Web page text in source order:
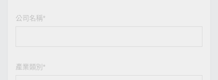
公司名稱*
產業類別*